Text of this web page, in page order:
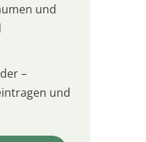
und
–
und